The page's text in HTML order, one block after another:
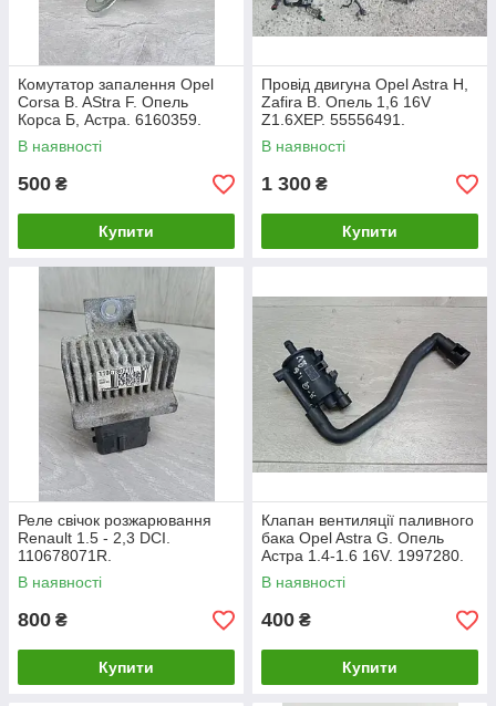
Комутатор запалення Opel
Corsa B. AStra F. Опель
Корса Б, Астра. 6160359.
В наявності
500 ₴
Купити
Провід двигуна Opel Astra H,
Zafira B. Опель 1,6 16V
Z1.6XEP. 55556491.
В наявності
1 300 ₴
Купити
Реле свічок розжарювання
Renault 1.5 - 2,3 DCI.
110678071R.
В наявності
800 ₴
Купити
Клапан вентиляції паливного
бака Opel Astra G. Опель
Астра 1.4-1.6 16V. 1997280.
В наявності
400 ₴
Купити